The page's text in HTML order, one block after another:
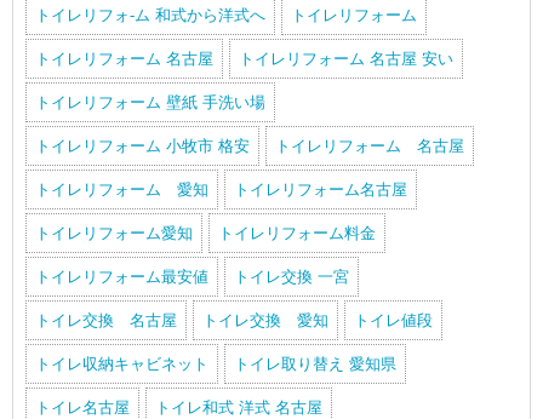
トイレリフォ-ム 和式から洋式へ トイレリフォーム
トイレリフォーム 名古屋 トイレリフォーム 名古屋 安い
トイレリフォーム 壁紙 手洗い場
トイレリフォーム 小牧市 格安 トイレリフォーム 名古屋
トイレリフォーム 愛知 トイレリフォーム名古屋
トイレリフォーム愛知 トイレリフォーム料金
トイレリフォーム最安値 トイレ交換 一宮
トイレ交換 名古屋 トイレ交換 愛知 トイレ値段
トイレ収納キャビネット トイレ取り替え 愛知県
トイレ名古屋 トイレ和式 洋式 名古屋